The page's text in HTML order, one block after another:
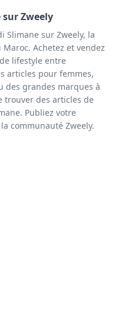
sur Zweely
Slimane sur Zweely, la
Achetez et vendez
lifestyle entre
articles pour femmes,
des grandes marques à
trouver des articles de
Publiez votre
communauté Zweely.